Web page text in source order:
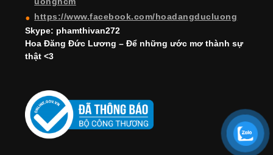
https://www.facebook.com/hoadangducluong
Skype: phamthivan272
Hoa Đăng Đức Lương – Để những ước mơ thành sự
thật <3